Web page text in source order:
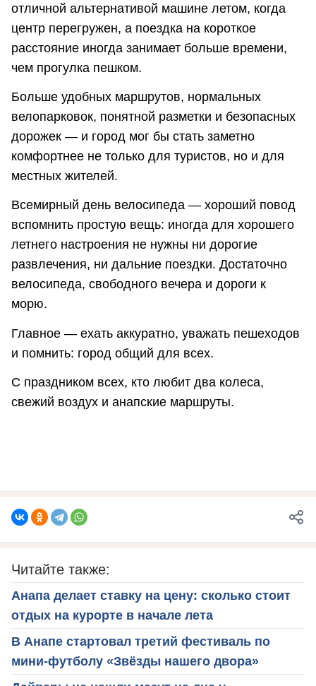
отличной альтернативой машине летом, когда
центр перегружен, а поездка на короткое
расстояние иногда занимает больше времени,
чем прогулка пешком.
Больше удобных маршрутов, нормальных
велопарковок, понятной разметки и безопасных
дорожек — и город мог бы стать заметно
комфортнее не только для туристов, но и для
местных жителей.
Всемирный день велосипеда — хороший повод
вспомнить простую вещь: иногда для хорошего
летнего настроения не нужны ни дорогие
развлечения, ни дальние поездки. Достаточно
велосипеда, свободного вечера и дороги к
морю.
Главное — ехать аккуратно, уважать пешеходов
и помнить: город общий для всех.
С праздником всех, кто любит два колеса,
свежий воздух и анапские маршруты.
Читайте также:
Анапа делает ставку на цену: сколько стоит
отдых на курорте в начале лета
В Анапе стартовал третий фестиваль по
мини-футболу «Звёзды нашего двора»